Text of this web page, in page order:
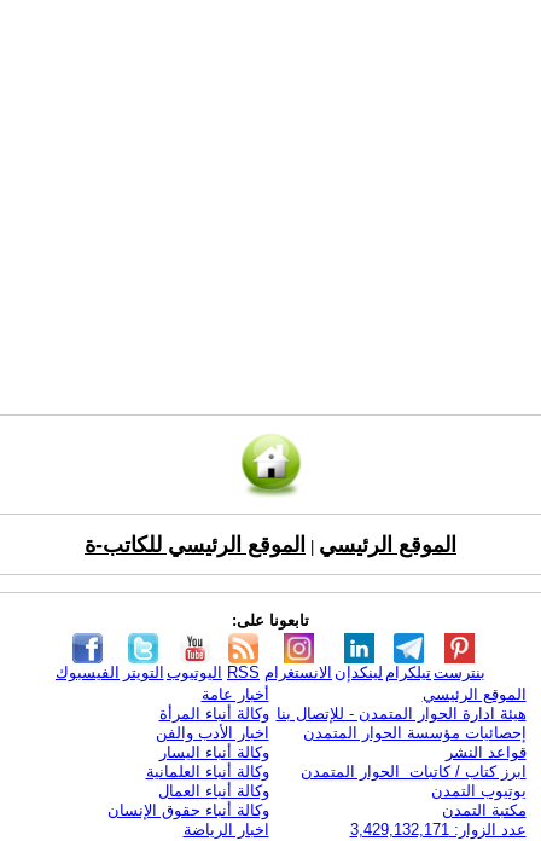
الموقع الرئيسي الموقع الرئيسي للكاتب-ة
تابعونا على:
الفيسبوك التويتر اليوتيوب RSS الانستغرام لينكدإن تيلكرامبنترست
الموقع الرئيسي
هيئة ادارة الحوار المتمدن - للإتصال بنا
إحصائيات مؤسسة الحوار المتمدن
قواعد النشر
ابرز كتاب / كاتبات الحوار المتمدن
يوتيوب التمدن
مكتبة التمدن
عدد الزوار: 3,429,132,171
أخبار عامة
وكالة أنباء المرأة
اخبار الأدب والفن
وكالة أنباء اليسار
وكالة أنباء العلمانية
وكالة أنباء العمال
وكالة أنباء حقوق الإنسان
اخبار الرياضة